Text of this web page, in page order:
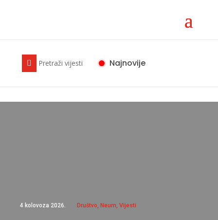
 Najnovije
4 kolovoza 2026. Društvo, Neum, Vijesti